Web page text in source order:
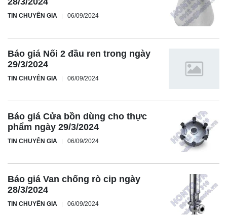
TIN CHUYÊN GIA 06/09/2024
Báo giá Nối 2 đầu ren trong ngày
29/3/2024
TIN CHUYÊN GIA 06/09/2024
Báo giá Cửa bồn dùng cho thực
phẩm ngày 29/3/2024
TIN CHUYÊN GIA 06/09/2024
Báo giá Van chống rò cip ngày
28/3/2024
TIN CHUYÊN GIA 06/09/2024